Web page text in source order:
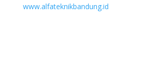
www.alfateknikbandung.id